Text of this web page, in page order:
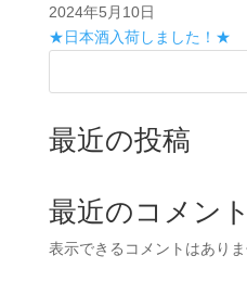
2024年5月10日
★日本酒入荷しました！★
最近の投稿
最近のコメント
表示できるコメントはありま